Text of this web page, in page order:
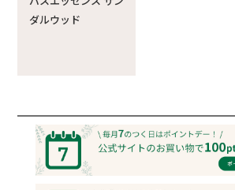
ダルウッド